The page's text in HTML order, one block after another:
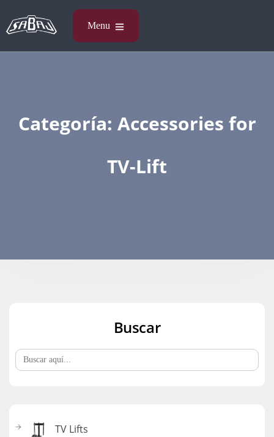
Categoría: Accessories​ for
TV-Lift
Buscar
Buscar:
TV Lifts